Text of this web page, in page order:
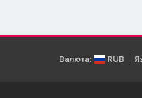
Валюта: RUB